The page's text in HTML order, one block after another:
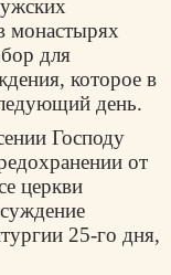
монастырях
для
которое в
день.
Господу
от
церкви
25-го дня,